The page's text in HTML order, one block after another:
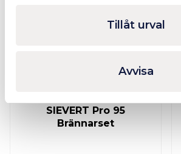
Tillåt urval
Avvisa
SIEVERT Pro 95
Brännarset